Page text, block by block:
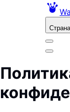
Страна